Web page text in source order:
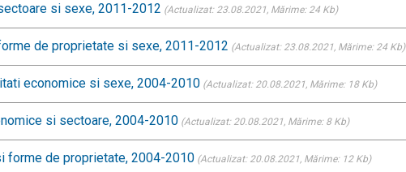
si sexe, 2011-2012 (Actualizat: 23.08.2021, Mărime: 24 Kb)
de proprietate si sexe, 2011-2012 (Actualizat: 23.08.2021, Mărime: 24 Kb)
economice si sexe, 2004-2010 (Actualizat: 20.08.2021, Mărime: 18 Kb)
si sectoare, 2004-2010 (Actualizat: 20.08.2021, Mărime: 8 Kb)
forme de proprietate, 2004-2010 (Actualizat: 20.08.2021, Mărime: 12 Kb)